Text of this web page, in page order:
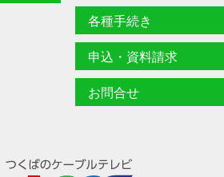
各種手続き
申込・資料請求
お問合せ